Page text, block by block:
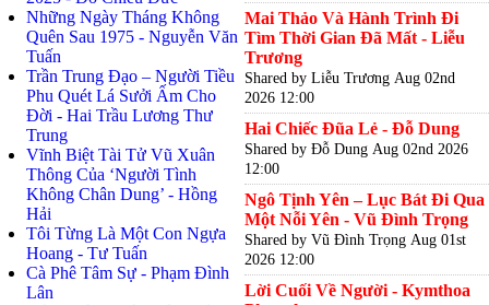
Những Ngày Tháng Không
Quên Sau 1975 - Nguyễn Văn
Tuấn
Trần Trung Đạo – Người Tiều
Phu Quét Lá Sưởi Ấm Cho
Đời - Hai Trầu Lương Thư
Trung
Vĩnh Biệt Tài Tử Vũ Xuân
Thông Của ‘Người Tình
Không Chân Dung’ - Hồng
Hải
Tôi Từng Là Một Con Ngựa
Hoang - Tư Tuấn
Cà Phê Tâm Sự - Phạm Đình
Lân
Mai Thảo Và Hành Trình Đi
Tìm Thời Gian Đã Mất - Liễu
Trương
Shared by Liễu Trương Aug 02nd
2026 12:00
Hai Chiếc Đũa Lẻ - Đỗ Dung
Shared by Đỗ Dung Aug 02nd 2026
12:00
Ngô Tịnh Yên – Lục Bát Đi Qua
Một Nỗi Yên - Vũ Đình Trọng
Shared by Vũ Đình Trọng Aug 01st
2026 12:00
Lời Cuối Về Người - Kymthoa